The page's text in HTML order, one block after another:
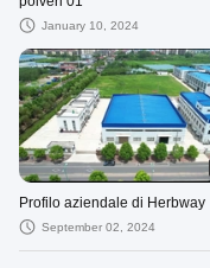
January 10, 2024
Profilo aziendale di Herbway
September 02, 2024